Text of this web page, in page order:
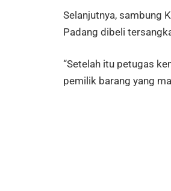
Selanjutnya, sambung
Padang dibeli
“Setelah itu petugas
pemilik barang yang